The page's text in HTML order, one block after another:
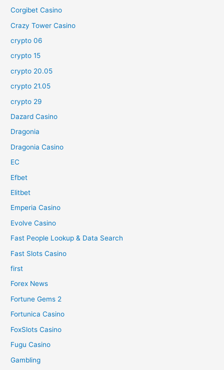
Corgibet Casino
Crazy Tower Сasino
crypto 06
crypto 15
crypto 20.05
crypto 21.05
crypto 29
Dazard Casino
Dragonia
Dragonia Casino
EC
Efbet
Elitbet
Emperia Casino
Evolve Casino
Fast People Lookup & Data Search
Fast Slots Casino
first
Forex News
Fortune Gems 2
Fortunica Casino
FoxSlots Casino
Fugu Casino
Gambling